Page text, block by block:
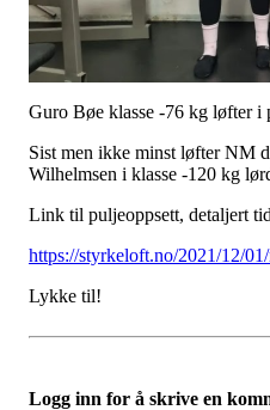
Guro Bøe klasse -76 kg løfter i
Sist men ikke minst løfter NM
Wilhelmsen i klasse -120 kg
Link til puljeoppsett, detaljert
https://styrkeloft.no/2021/12/
Lykke til!
Logg inn for å skrive en